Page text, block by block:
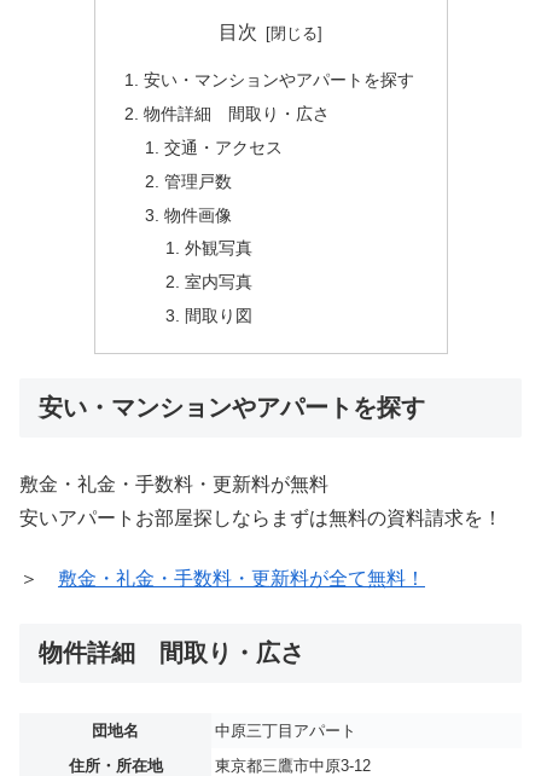
目次
安い・マンションやアパートを探す
物件詳細 間取り・広さ
交通・アクセス
管理戸数
物件画像
外観写真
室内写真
間取り図
安い・マンションやアパートを探す
敷金・礼金・手数料・更新料が無料
安いアパートお部屋探しならまずは無料の資料請求を！
＞ 敷金・礼金・手数料・更新料が全て無料！
物件詳細 間取り・広さ
団地名
中原三丁目アパート
住所・所在地
東京都三鷹市中原3-12